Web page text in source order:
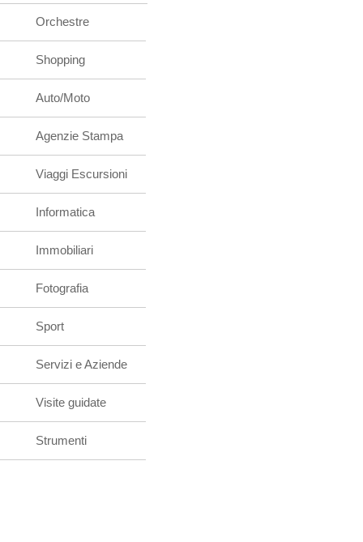
Orchestre
Shopping
Auto/Moto
Agenzie Stampa
Viaggi Escursioni
Informatica
Immobiliari
Fotografia
Sport
Servizi e Aziende
Visite guidate
Strumenti